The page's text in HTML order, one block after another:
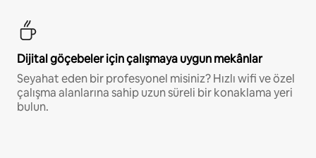
Dijital göçebeler için çalışmaya uygun mekânlar
Seyahat eden bir profesyonel misiniz? Hızlı wifi ve özel
çalışma alanlarına sahip uzun süreli bir konaklama yeri
bulun.